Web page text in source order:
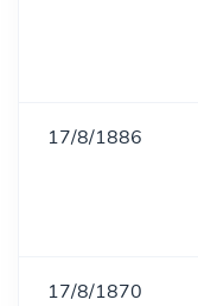
17/8/1886
17/8/1870